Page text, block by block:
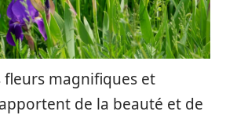
fleurs magnifiques et
de la beauté et de